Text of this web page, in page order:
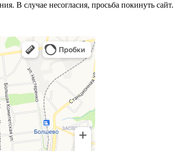
В случае несогласия, просьба покинуть сайт.